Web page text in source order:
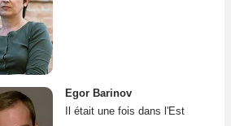
Egor Barinov
Il était une fois dans l'Est